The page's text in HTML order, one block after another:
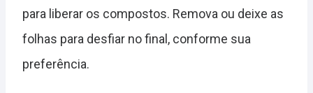
para liberar os compostos. Remova ou deixe as
folhas para desfiar no final, conforme sua
preferência.